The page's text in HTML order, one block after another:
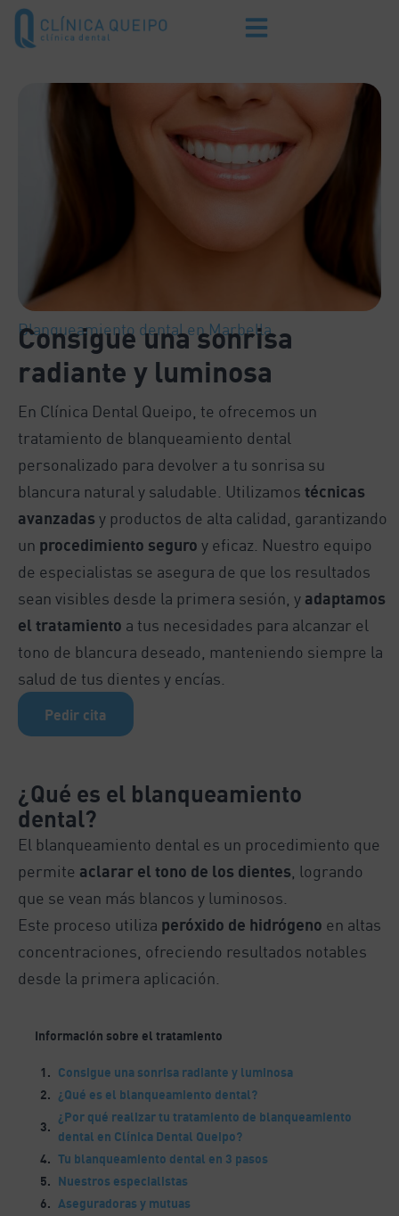
Blanqueamiento dental en Marbella
Consigue una sonrisa
radiante y luminosa
En Clínica Dental Queipo, te ofrecemos un
tratamiento de blanqueamiento dental
personalizado para devolver a tu sonrisa su
blancura natural y saludable. Utilizamos técnicas
avanzadas y productos de alta calidad, garantizando
un procedimiento seguro y eficaz. Nuestro equipo
de especialistas se asegura de que los resultados
sean visibles desde la primera sesión, y adaptamos
el tratamiento a tus necesidades para alcanzar el
tono de blancura deseado, manteniendo siempre la
salud de tus dientes y encías.
Pedir cita
¿Qué es el blanqueamiento
dental?
El blanqueamiento dental es un procedimiento que
permite aclarar el tono de los dientes , logrando
que se vean más blancos y luminosos.
Este proceso utiliza peróxido de hidrógeno en altas
concentraciones, ofreciendo resultados notables
desde la primera aplicación.
Información sobre el tratamiento
Consigue una sonrisa radiante y luminosa
¿Qué es el blanqueamiento dental?
¿Por qué realizar tu tratamiento de blanqueamiento
dental en Clínica Dental Queipo?
Tu blanqueamiento dental en 3 pasos
Nuestros especialistas
Aseguradoras y mutuas